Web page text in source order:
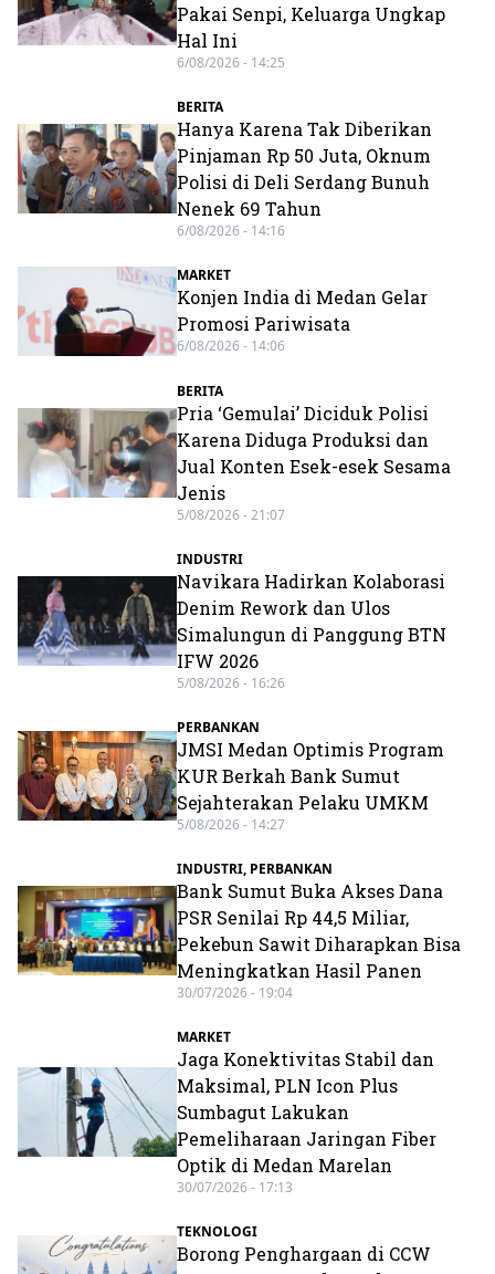
Pakai Senpi, Keluarga Ungkap
Hal Ini
6/08/2026 - 14:25
BERITA
Hanya Karena Tak Diberikan
Pinjaman Rp 50 Juta, Oknum
Polisi di Deli Serdang Bunuh
Nenek 69 Tahun
6/08/2026 - 14:16
MARKET
Konjen India di Medan Gelar
Promosi Pariwisata
6/08/2026 - 14:06
BERITA
Pria ‘Gemulai’ Diciduk Polisi
Karena Diduga Produksi dan
Jual Konten Esek-esek Sesama
Jenis
5/08/2026 - 21:07
INDUSTRI
Navikara Hadirkan Kolaborasi
Denim Rework dan Ulos
Simalungun di Panggung BTN
IFW 2026
5/08/2026 - 16:26
PERBANKAN
JMSI Medan Optimis Program
KUR Berkah Bank Sumut
Sejahterakan Pelaku UMKM
5/08/2026 - 14:27
INDUSTRI, PERBANKAN
Bank Sumut Buka Akses Dana
PSR Senilai Rp 44,5 Miliar,
Pekebun Sawit Diharapkan Bisa
Meningkatkan Hasil Panen
30/07/2026 - 19:04
MARKET
Jaga Konektivitas Stabil dan
Maksimal, PLN Icon Plus
Sumbagut Lakukan
Pemeliharaan Jaringan Fiber
Optik di Medan Marelan
30/07/2026 - 17:13
TEKNOLOGI
Borong Penghargaan di CCW